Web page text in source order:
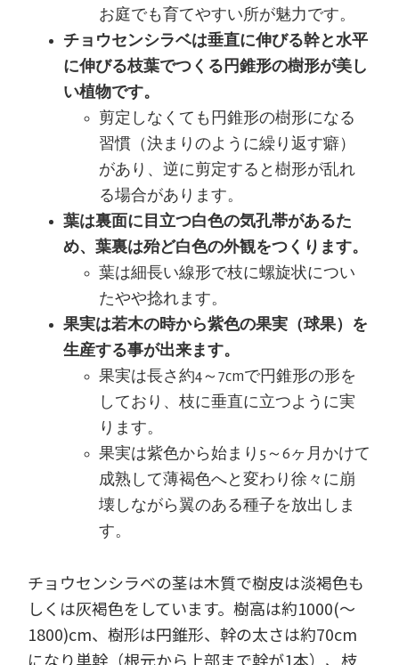
お庭でも育てやすい所が魅力です。
チョウセンシラベは垂直に伸びる幹と水平
に伸びる枝葉でつくる円錐形の樹形が美し
い植物です。
剪定しなくても円錐形の樹形になる
習慣（決まりのように繰り返す癖）
があり、逆に剪定すると樹形が乱れ
る場合があります。
葉は裏面に目立つ白色の気孔帯があるた
め、葉裏は殆ど白色の外観をつくります。
葉は細長い線形で枝に螺旋状につい
たやや捻れます。
果実は若木の時から紫色の果実（球果）を
生産する事が出来ます。
果実は長さ約4～7cmで円錐形の形を
しており、枝に垂直に立つように実
ります。
果実は紫色から始まり5～6ヶ月かけて
成熟して薄褐色へと変わり徐々に崩
壊しながら翼のある種子を放出しま
す。
チョウセンシラベの茎は木質で樹皮は淡褐色も
しくは灰褐色をしています。樹高は約1000(～
1800)cm、樹形は円錐形、幹の太さは約70cm
になり単幹（根元から上部まで幹が1本）、枝